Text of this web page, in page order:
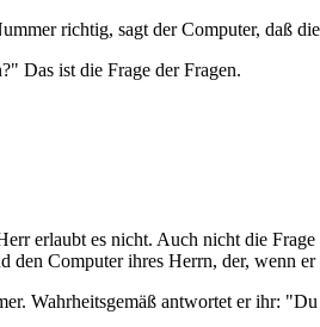
richtig, sagt der Computer, daß
Das ist die Frage der Fragen.
erlaubt es nicht. Auch nicht die
den Computer ihres Herrn, der, wenn
Wahrheitsgemäß antwortet er ihr: